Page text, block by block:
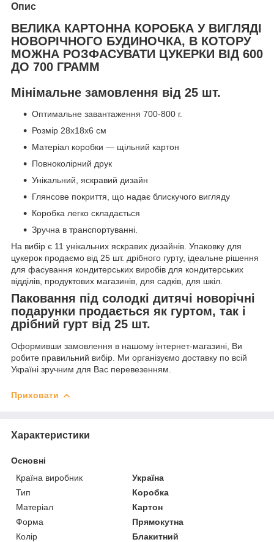
Опис
ВЕЛИКА КАРТОННА КОРОБКА У ВИГЛЯДІ
НОВОРІЧНОГО БУДИНОЧКА, В КОТОРУ
МОЖНА РОЗФАСУВАТИ ЦУКЕРКИ ВІД 600
ДО 700 ГРАММ
Мінімальне замовлення від 25 шт.
Оптимальне завантаження 700-800 г.
Розмір 28x18x6 см
Матеріал коробки — щільний картон
Повноколірний друк
Унікальний, яскравий дизайн
Глянсове покриття, що надає блискучого вигляду
Коробка легко складається
Зручна в транспортуванні.
На вибір є 11 унікальних яскравих дизайнів. Упаковку для
цукерок продаємо від 25 шт. дрібного гурту, ідеальне рішення
для фасування кондитерських виробів для кондитерських
відділів, продуктових магазинів, для садків, для шкіл.
Паковання під солодкі дитячі новорічні
подарунки продається як гуртом, так і
дрібний гурт від 25 шт.
Оформивши замовлення в нашому інтернет-магазині, Ви
робите правильний вибір. Ми організуємо доставку по всій
Україні зручним для Вас перевезенням.
Приховати
Характеристики
Основні
Країна виробник
Україна
Тип
Коробка
Матеріал
Картон
Форма
Прямокутна
Колір
Блакитний